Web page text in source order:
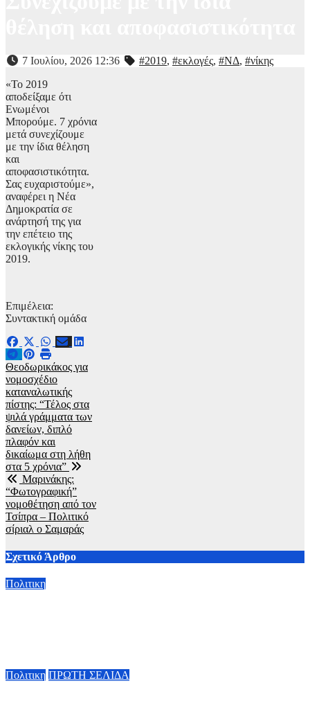
7 Ιουλίου, 2026 12:36 #2019, #εκλογές, #ΝΔ, #νίκης
«Το 2019
αποδείξαμε ότι
Ενωμένοι
Μπορούμε. 7 χρόνια
μετά συνεχίζουμε
με την ίδια θέληση
και
αποφασιστικότητα.
Σας ευχαριστούμε»,
αναφέρει η Νέα
Δημοκρατία σε
ανάρτησή της για
την επέτειο της
εκλογικής νίκης του
2019.
Επιμέλεια:
Συντακτική ομάδα
Πλοήγηση
άρθρων
Θεοδωρικάκος για
νομοσχέδιο
καταναλωτικής
πίστης: “Τέλος στα
ψιλά γράμματα των
δανείων, διπλό
πλαφόν και
δικαίωμα στη λήθη
στα 5 χρόνια”
Μαρινάκης:
“Φωτογραφική”
νομοθέτηση από τον
Τσίπρα – Πολιτικό
σίριαλ ο Σαμαράς
Σχετικό Άρθρο
Πολιτικη
Πολιτικη ΠΡΩΤΗ ΣΕΛΙΔΑ